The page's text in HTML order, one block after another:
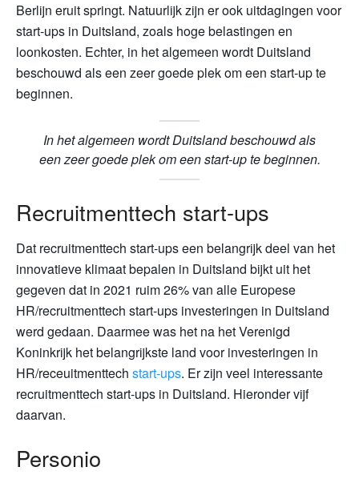
Berlijn eruit springt. Natuurlijk zijn er ook uitdagingen voor
start-ups in Duitsland, zoals hoge belastingen en
loonkosten. Echter, in het algemeen wordt Duitsland
beschouwd als een zeer goede plek om een start-up te
beginnen.
In het algemeen wordt Duitsland beschouwd als
een zeer goede plek om een start-up te beginnen.
Recruitmenttech start-ups
Dat recruitmenttech start-ups een belangrijk deel van het
innovatieve klimaat bepalen in Duitsland bijkt uit het
gegeven dat in 2021 ruim 26% van alle Europese
HR/recruitmenttech start-ups investeringen in Duitsland
werd gedaan. Daarmee was het na het Verenigd
Koninkrijk het belangrijkste land voor investeringen in
HR/receuitmenttech start-ups. Er zijn veel interessante
recruitmenttech start-ups in Duitsland. Hieronder vijf
daarvan.
Personio